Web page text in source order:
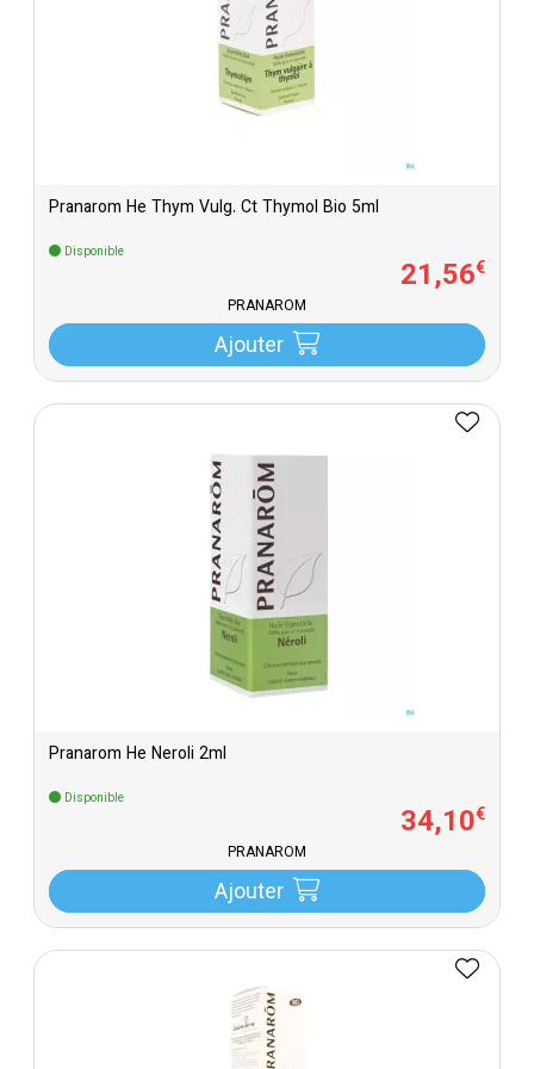
Pranarom He Thym Vulg. Ct Thymol Bio 5ml
Disponible
21,56€
PRANAROM
Ajouter
Pranarom He Neroli 2ml
Disponible
34,10€
PRANAROM
Ajouter